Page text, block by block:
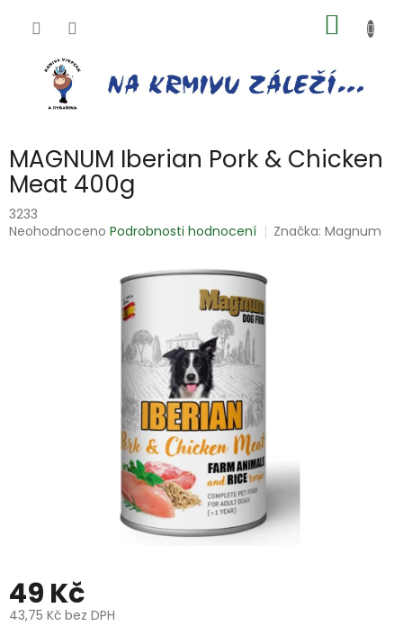
KOŠÍK
MAGNUM Iberian Pork & Chicken
Meat 400g
3233
Průměrné
Neohodnoceno Podrobnosti hodnocení Značka:Magnum
49 Kč
43,75 Kč bez DPH